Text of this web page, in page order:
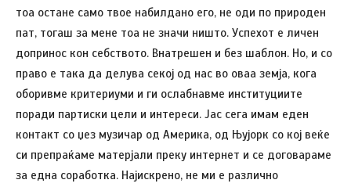
тоа остане само твое набилдано его, не оди по природен
пат, тогаш за мене тоа не значи ништо. Успехот е личен
допринос кон себството. Внатрешен и без шаблон. Но, и со
право е така да делува секој од нас во оваа земја, кога
оборивме критериуми и ги ослабнавме институциите
поради партиски цели и интереси. Јас сега имам еден
контакт со џез музичар од Америка, од Њујорк со кој веќе
си препраќаме матерјали преку интернет и се договараме
за една соработка. Најискрено, не ми е различно